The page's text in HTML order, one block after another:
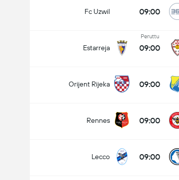
Fc Uzwil 09:00
Estarreja
Peruttu
09:00
Orijent Rijeka 09:00
Rennes 09:00
Lecco 09:00
Ottelussa maaleja yhteensä (2.5)